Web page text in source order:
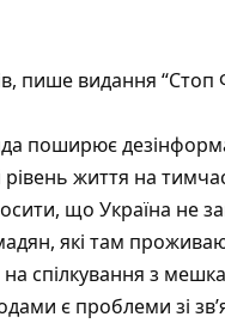
пише видання “Стоп
поширює
життя на
що Україна не
які там
на спілкування з
є проблеми зі